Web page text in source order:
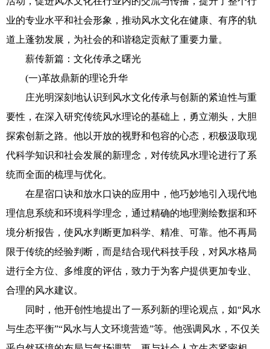
业的专业水平和社会形象，推动风水文化在健康、有序的轨
道上蓬勃发展，为社会的和谐稳定贡献了重要力量。
薪传新篇：文化传承之曙光
(一)革故鼎新的理论升华
庄光明深刻地认识到风水文化传承与创新的紧迫性与重
要性，在深入研究传统风水理论的基础上，勇立潮头，大胆
探索创新之路。他以开放的视野和包容的心态，积极汲取现
代科学知识和社会发展的新理念，对传统风水理论进行了系
统而全面的梳理与优化。
在星宿口诀和放水口诀的应用中，他巧妙地引入现代地
理信息系统和环境科学理念，通过精确的地理测绘数据和环
境分析报告，使风水判断更加科学、精准、可靠。他不再局
限于传统的经验判断，而是结合现代科技手段，对风水格局
进行全方位、多维度的评估，致力于为客户提供更加专业、
合理的风水建议。
同时，他开创性地提出了一系列新的理论观点，如“风水
与生态平衡”“风水与人文环境营造”等。他强调风水，不仅关